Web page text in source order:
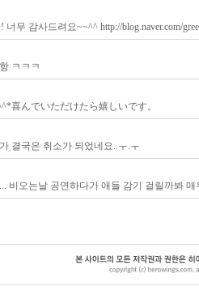
무 감사드려요~~^^ http://blog.naver.com/
ㅋㅋㅋ
喜んでいただけたら嬉しいです。
결국은 취소가 되었네요..ㅜ.ㅜ
비오는날 공연하다가 애들 감기 걸릴까봐